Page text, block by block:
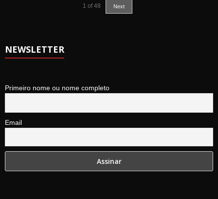
1 of 48 Next
NEWSLETTER
Primeiro nome ou nome completo
Email